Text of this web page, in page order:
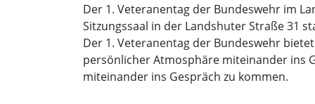
Der 1. Veteranentag der Bundeswehr im
Sitzungssaal in der Landshuter Straße 31
Der 1. Veteranentag der Bundeswehr
persönlicher Atmosphäre miteinander ins
miteinander ins Gespräch zu kommen.